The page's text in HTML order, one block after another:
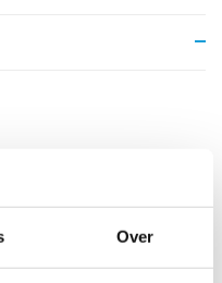
Over